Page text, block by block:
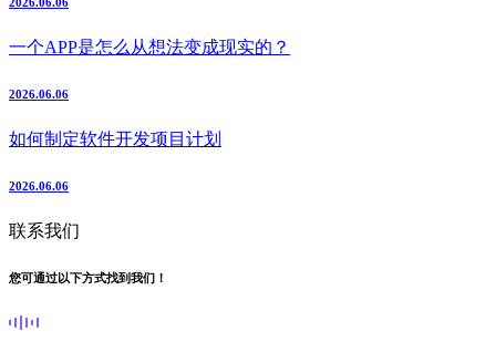
一个APP是怎么从想法变成现实的？
2026.06.06
如何制定软件开发项目计划
2026.06.06
联系我们
您可通过以下方式找到我们！